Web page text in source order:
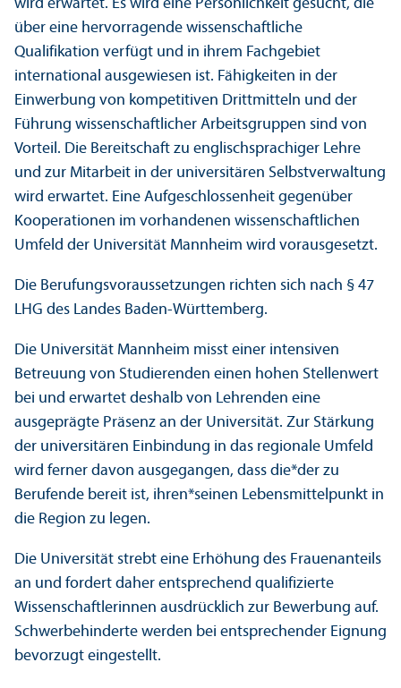
wird erwartet. Es wird eine Persönlichkeit gesucht, die
über eine hervorragende wissenschaftliche
Qualifikation verfügt und in ihrem Fachgebiet
international ausgewiesen ist. Fähigkeiten in der
Einwerbung von kompetitiven Drittmitteln und der
Führung wissenschaftlicher Arbeitsgruppen sind von
Vorteil. Die Bereitschaft zu englischsprachiger Lehre
und zur Mitarbeit in der universitären Selbstverwaltung
wird erwartet. Eine Aufgeschlossenheit gegenüber
Kooperationen im vorhandenen wissenschaftlichen
Umfeld der Universität Mannheim wird vorausgesetzt.
Die Berufungsvoraussetzungen richten sich nach § 47
LHG des Landes Baden-Württemberg.
Die Universität Mannheim misst einer intensiven
Betreuung von Studierenden einen hohen Stellenwert
bei und erwartet deshalb von Lehrenden eine
ausgeprägte Präsenz an der Universität. Zur Stärkung
der universitären Einbindung in das regionale Umfeld
wird ferner davon ausgegangen, dass die*der zu
Berufende bereit ist, ihren*seinen Lebensmittelpunkt in
die Region zu legen.
Die Universität strebt eine Erhöhung des Frauenanteils
an und fordert daher entsprechend qualifizierte
Wissenschaftlerinnen ausdrücklich zur Bewerbung auf.
Schwerbehinderte werden bei entsprechender Eignung
bevorzugt eingestellt.